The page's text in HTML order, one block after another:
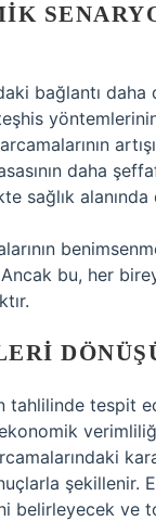
bağlantı
daha
sağlık
bu, her
tahlilinde tespit
şekillenir.
belirleyecek